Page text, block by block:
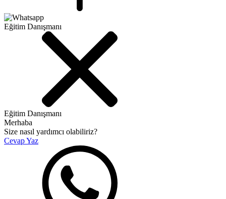
Eğitim Danışmanı
Eğitim Danışmanı
Merhaba
Size nasıl yardımcı olabiliriz?
Cevap Yaz